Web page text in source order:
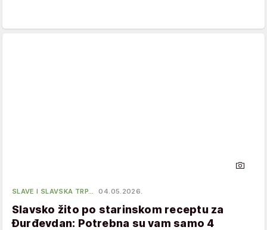
SLAVE I SLAVSKA TRP… 04.05.2026.
Slavsko žito po starinskom receptu za
Đurđevdan: Potrebna su vam samo 4